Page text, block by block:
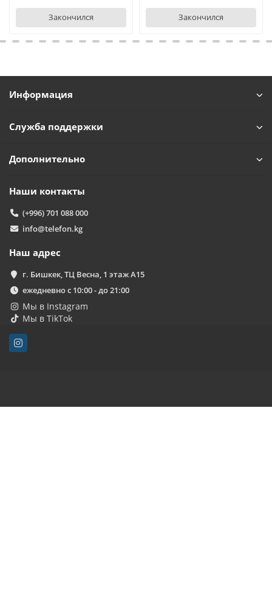
Закончился Закончился
Информация
Служба поддержки
Дополнительно
Наши контакты
(+996) 701 088 000
info@telefon.kg
Наш адрес
г. Бишкек, ТЦ Весна, 1 этаж А15
ежедневно с 10:00 - до 21:00
Мы в Instagram
Мы в TikTok